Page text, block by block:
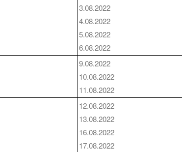
3.08.2022
4.08.2022
5.08.2022
6.08.2022
9.08.2022
10.08.2022
11.08.2022
12.08.2022
13.08.2022
16.08.2022
17.08.2022